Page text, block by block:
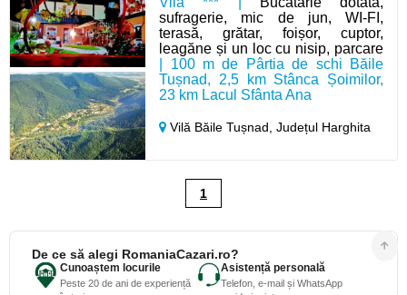
sufragerie, mic de jun, WI-FI,
terasă, grătar, foișor, cuptor,
leagăne și un loc cu nisip, parcare
| 100 m de Pârtia de schi Băile
Tușnad, 2,5 km Stânca Șoimilor,
23 km Lacul Sfânta Ana
Vilă Băile Tușnad,Județul Harghita
1
De ce să alegi RomaniaCazari.ro?
Cunoaștem locurile
Peste 20 de ani de experiență
Asistență personală
Telefon, e-mail și WhatsApp